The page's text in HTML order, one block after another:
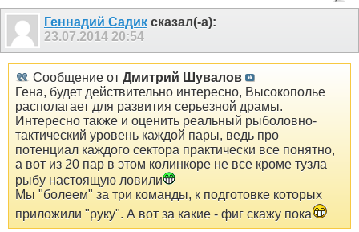
Геннадий Садик сказал(-а):
23.07.2014 20:54
Сообщение от Дмитрий Шувалов
Гена, будет действительно интересно, Высокополье
располагает для развития серьезной драмы.
Интересно также и оценить реальный рыболовно-
тактический уровень каждой пары, ведь про
потенциал каждого сектора практически все понятно,
а вот из 20 пар в этом колинкоре не все кроме тузла
рыбу настоящую ловили
Мы "болеем" за три команды, к подготовке которых
приложили "руку". А вот за какие - фиг скажу пока